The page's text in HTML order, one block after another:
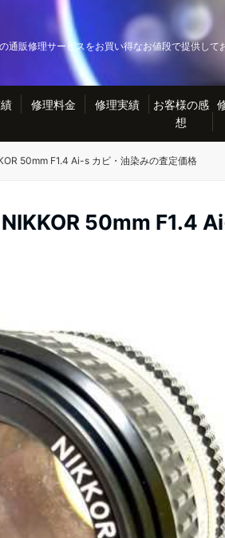
販修理サービスをお買い得なお値段で提供し
修理料金 修理実績
お客様の感
想
50mm F1.4 Ai-s カビ・油染みの査定価格
50mm F1.4